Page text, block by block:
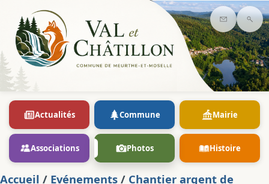
Contact
Actualités Commune Mairie
Associations Photos Histoire
Accueil / Evénements / Chantier argent de